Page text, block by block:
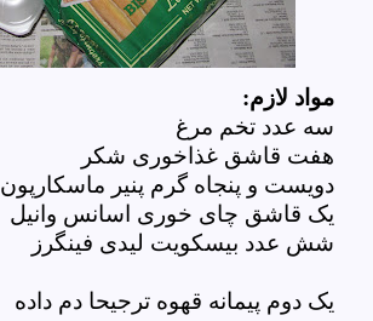
مواد لازم:
سه عدد تخم مرغ
هفت قاشق غذاخوری شکر
دویست و پنجاه گرم پنیر ماسکارپون
یک قاشق چای خوری اسانس وانیل
شش عدد بیسکویت لیدی فینگرز
یک دوم پیمانه قهوه ترجیحا دم داده